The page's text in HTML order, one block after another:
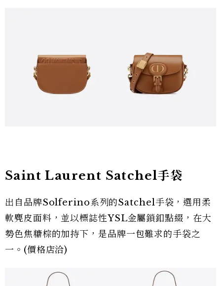
Saint Laurent Satchel手袋
出自品牌Solferino系列的Satchel手袋，選用柔
軟麂皮面料，並以標誌性YSL金屬鎖釦點綴，在大
勢色焦糖棕的加持下，是品牌一包難求的手袋之
一。(價格店洽)